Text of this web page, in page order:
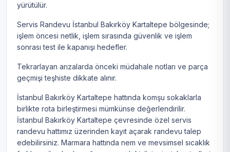
yürütülür.
Servis Randevu İstanbul Bakırköy Kartaltepe bölgesinde;
işlem öncesi netlik, işlem sırasında güvenlik ve işlem
sonrası test ile kapanışı hedefler.
Tekrarlayan arızalarda önceki müdahale notları ve parça
geçmişi teşhiste dikkate alınır.
İstanbul Bakırköy Kartaltepe hattında komşu sokaklarla
birlikte rota birleştirmesi mümkünse değerlendirilir.
İstanbul Bakırköy Kartaltepe çevresinde özel servis
randevu hattımız üzerinden kayıt açarak randevu talep
edebilirsiniz. Marmara hattında nem ve mevsimsel sıcaklık